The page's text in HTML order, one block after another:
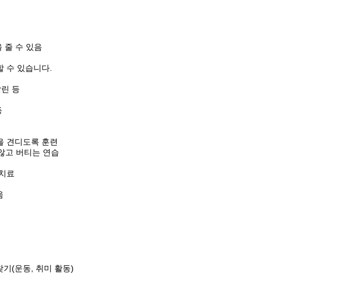
줄 수 있음
수 있습니다.
등
견디도록 훈련
고 버티는 연습
료
기(운동, 취미 활동)